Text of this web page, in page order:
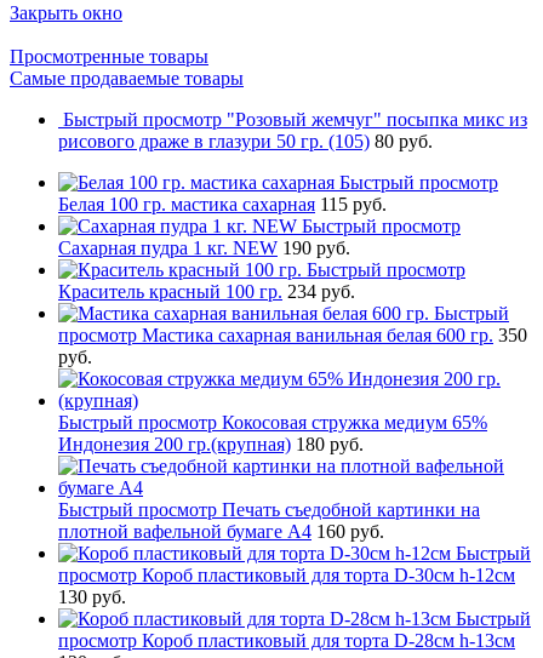
Закрыть окно
Просмотренные товары
Самые продаваемые товары
Быстрый просмотр "Розовый жемчуг" посыпка микс из
рисового драже в глазури 50 гр. (105) 80 руб.
Быстрый просмотр
Белая 100 гр. мастика сахарная 115 руб.
Быстрый просмотр
Сахарная пудра 1 кг. NEW 190 руб.
Быстрый просмотр
Краситель красный 100 гр. 234 руб.
Быстрый
просмотр Мастика сахарная ванильная белая 600 гр. 350
руб.
Быстрый просмотр Кокосовая стружка медиум 65%
Индонезия 200 гр.(крупная) 180 руб.
Быстрый просмотр Печать съедобной картинки на
плотной вафельной бумаге А4 160 руб.
Быстрый
просмотр Короб пластиковый для торта D-30см h-12см
130 руб.
Быстрый
просмотр Короб пластиковый для торта D-28см h-13см